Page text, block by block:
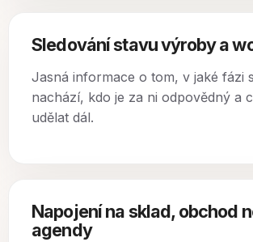
Sledování stavu výroby a
Jasná informace o tom, v jaké fázi
nachází, kdo je za ni odpovědný a
udělat dál.
Napojení na sklad, obchod
agendy